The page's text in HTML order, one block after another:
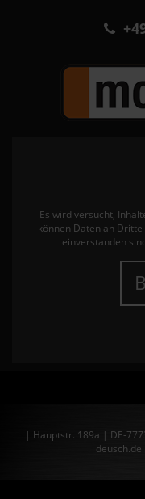
Es wird versucht,
können Daten an
einverstanden
| Hauptstr. 189a | DE-
deusch.de